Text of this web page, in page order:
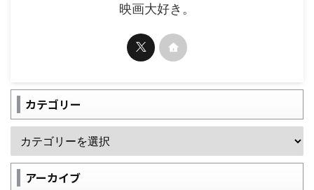
映画大好き。
カテゴリー
アーカイブ